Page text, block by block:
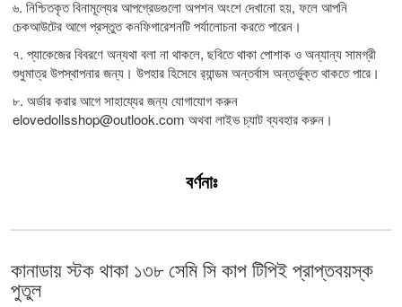
৬. নিশ্চিতকৃত বিনামূল্যের আপগ্রেডগুলো অপশন অংশে দেখানো হয়, ফলে আপনি
চেকআউটের আগে প্রস্তুত কনফিগারেশনটি পর্যালোচনা করতে পারেন।
৭. প্যাকেজের বিবরণে অন্যথা বলা না থাকলে, ছবিতে থাকা পোশাক ও অন্যান্য সামগ্রী
শুধুমাত্র উপস্থাপনার জন্য। উপহার হিসেবে র‍্যান্ডম অন্তর্বাস অন্তর্ভুক্ত থাকতে পারে।
৮. অর্ডার করার আগে সাহায্যের জন্য যোগাযোগ করুন
elovedollsshop@outlook.com অথবা লাইভ চ্যাট ব্যবহার করুন।
বর্ণনাঃ
কানাডায় স্টক থাকা ১৩৮ সেমি সি কাপ টিপিই প্রাপ্তবয়স্ক
পুতুল